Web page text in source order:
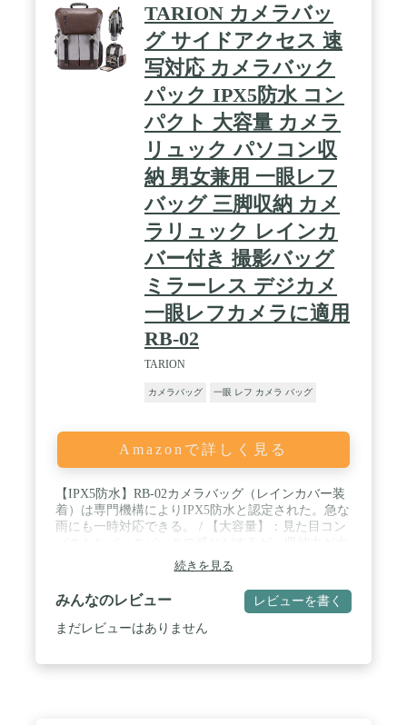
TARION カメラバッ
グ サイドアクセス 速
写対応 カメラバック
パック IPX5防水 コン
パクト 大容量 カメラ
リュック パソコン収
納 男女兼用 一眼レフ
バッグ 三脚収納 カメ
ラリュック レインカ
バー付き 撮影バッグ
ミラーレス デジカメ
一眼レフカメラに適用
RB-02
TARION
カメラバッグ 一眼 レフ カメラ バッグ
Amazonで詳しく見る
【IPX5防水】RB-02カメラバッグ（レインカバー装
着）は専門機構によりIPX5防水と認定された。急な
雨にも一時対応できる。 / 【大容量】：見た目コン
きい。上下２気室分け、側面・裏側から取り出せ、
（収納力参照）一眼レフカメラ２台＋標準レンズ5
個 or 一眼レフカメラ2台+標準レンズ3個+ストロボ2
個 / 【PC収納】15インチまでのノートパソコン、タ
ブレット、ipadなどの収納スペースあり、バッデリ
続きを見る
みんなのレビュー レビューを書く
まだレビューはありません